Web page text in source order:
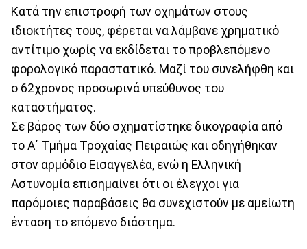
Κατά την επιστροφή των οχημάτων στους
ιδιοκτήτες τους, φέρεται να λάμβανε χρηματικό
αντίτιμο χωρίς να εκδίδεται το προβλεπόμενο
φορολογικό παραστατικό. Μαζί του συνελήφθη και
ο 62χρονος προσωρινά υπεύθυνος του
καταστήματος.
Σε βάρος των δύο σχηματίστηκε δικογραφία από
το Α΄ Τμήμα Τροχαίας Πειραιώς και οδηγήθηκαν
στον αρμόδιο Εισαγγελέα, ενώ η Ελληνική
Αστυνομία επισημαίνει ότι οι έλεγχοι για
παρόμοιες παραβάσεις θα συνεχιστούν με αμείωτη
ένταση το επόμενο διάστημα.